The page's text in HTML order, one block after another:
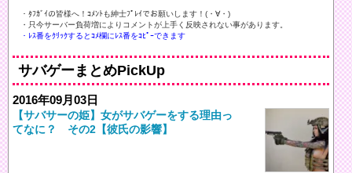
・ﾀﾌｶﾞｲの皆様へ！ｺﾒﾝﾄも紳士ﾌﾟﾚｲでお願いします！(・∀・)ゞ
・只今サーバー負荷増によりコメントが上手く反映されない事があります。
・ﾚｽ番をｸﾘｯｸするとｺﾒ欄にﾚｽ番をｺﾋﾟｰできます
サバゲーまとめPickUp
2016年09月03日
【サバサーの姫】女がサバゲーをする理由っ
てなに？ その2【彼氏の影響】